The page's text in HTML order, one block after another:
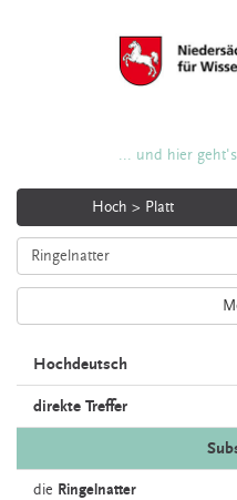
... und hier
Hoch > Platt
Hochdeutsch
direkte Treffer
die Ringelnatter